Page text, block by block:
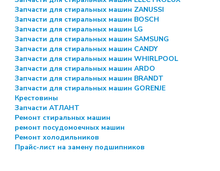
Запчасти для стиральных машин ZANUSSI
Запчасти для стиральных машин BOSCH
Запчасти для стиральных машин LG
Запчасти для стиральных машин SAMSUNG
Запчасти для стиральных машин CANDY
Запчасти для стиральных машин WHIRLPOOL
Запчасти для стиральных машин ARDO
Запчасти для стиральных машин BRANDT
Запчасти для стиральных машин GORENJE
Крестовины
Запчасти АТЛАНТ
Ремонт стиральных машин
ремонт посудомоечных машин
Ремонт холодильников
Прайс-лист на замену подшипников